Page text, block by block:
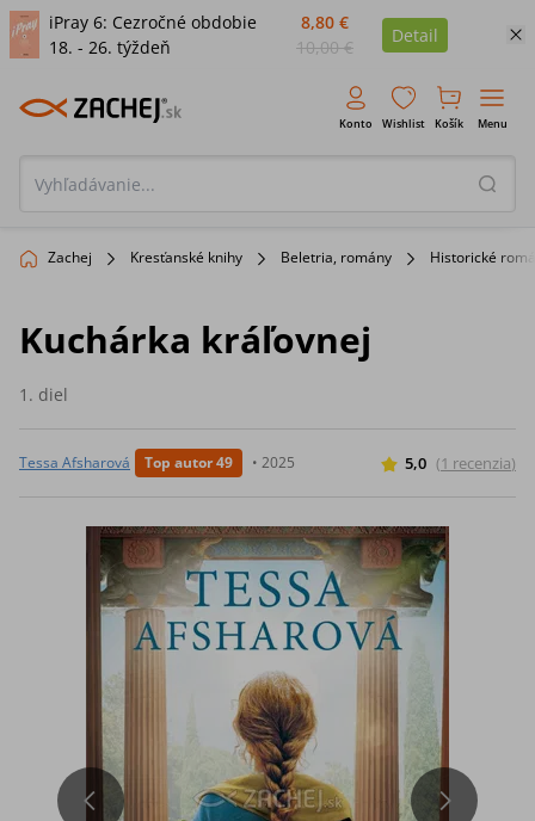
iPray 6: Cezročné obdobie
18. - 26. týždeň
8,80 €
10,00 €
Detail
Konto Wishlist Košík Menu
Zachej Kresťanské knihy Beletria, romány Historické
Kuchárka kráľovnej
1. diel
Tessa Afsharová Top autor 49 • 2025 5,0 (1 recenzia)